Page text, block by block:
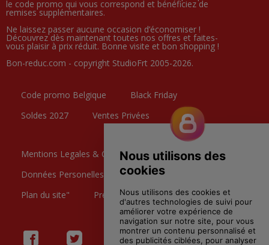
le code promo qui vous correspond et bénéficiez de
remises supplémentaires.
Ne laissez passer aucune occasion d’économiser !
Découvrez dès maintenant toutes nos offres et faites-
vous plaisir à prix réduit. Bonne visite et bon shopping !
Bon-reduc.com - copyright StudioFrt 2005-2026.
Code promo Belgique
Black Friday
Soldes 2027
Ventes Privées
Mentions Legales & CGU
Données Personelles
Contactez nous
Plan du site"
Preference Cookies